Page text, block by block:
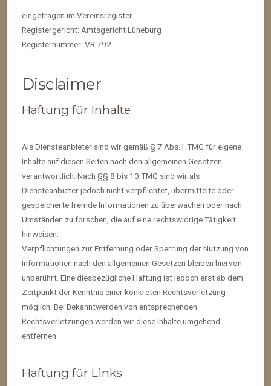
eingetragen im Vereinsregister
Registergericht: Amtsgericht Lüneburg
Registernummer: VR 792
Disclaimer
Haftung für Inhalte
Als Diensteanbieter sind wir gemäß § 7 Abs.1 TMG für eigene
Inhalte auf diesen Seiten nach den allgemeinen Gesetzen
verantwortlich. Nach §§ 8 bis 10 TMG sind wir als
Diensteanbieter jedoch nicht verpflichtet, übermittelte oder
gespeicherte fremde Informationen zu überwachen oder nach
Umständen zu forschen, die auf eine rechtswidrige Tätigkeit
hinweisen.
Verpflichtungen zur Entfernung oder Sperrung der Nutzung von
Informationen nach den allgemeinen Gesetzen bleiben hiervon
unberührt. Eine diesbezügliche Haftung ist jedoch erst ab dem
Zeitpunkt der Kenntnis einer konkreten Rechtsverletzung
möglich. Bei Bekanntwerden von entsprechenden
Rechtsverletzungen werden wir diese Inhalte umgehend
entfernen.
Haftung für Links